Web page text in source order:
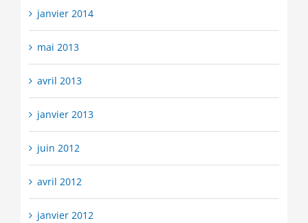
janvier 2014
mai 2013
avril 2013
janvier 2013
juin 2012
avril 2012
janvier 2012